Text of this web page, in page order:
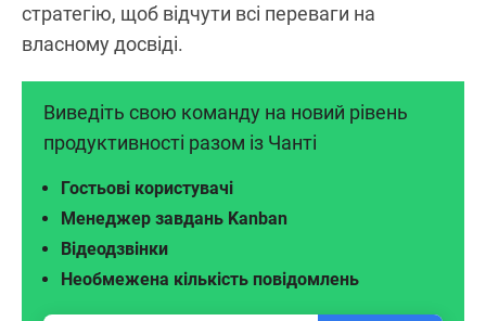
стратегію, щоб відчути всі переваги на
власному досвіді.
Виведіть свою команду на новий рівень
продуктивності разом із Чанті
Необмежена кількість повідомлень
Відеодзвінки
Менеджер завдань Kanban
Гостьові користувачі